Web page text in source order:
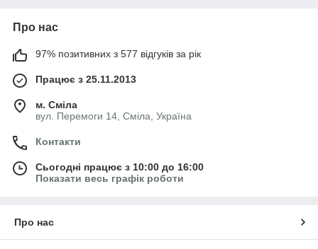
Про нас
97% позитивних з 577 відгуків за рік
Працює з 25.11.2013
м. Сміла
вул. Перемоги 14, Сміла, Україна
Контакти
Сьогодні працює з 10:00 до 16:00
Показати весь графік роботи
Про нас